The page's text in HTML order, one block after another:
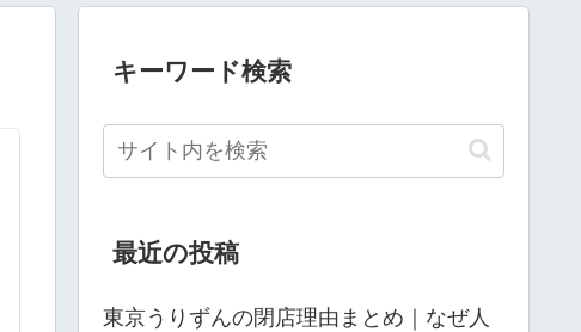
キーワード検索
最近の投稿
東京うりずんの閉店理由まとめ｜なぜ人